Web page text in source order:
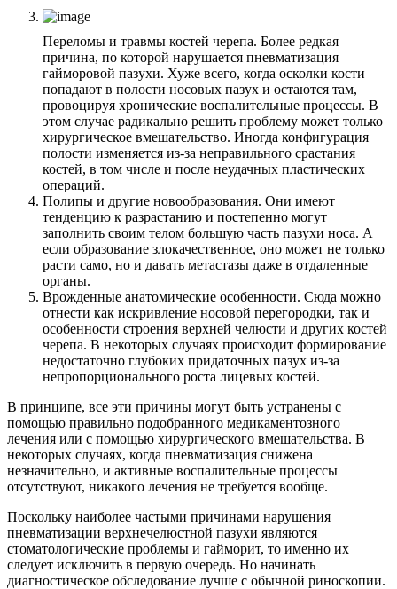
Переломы и травмы костей черепа. Более редкая
причина, по которой нарушается пневматизация
гайморовой пазухи. Хуже всего, когда осколки кости
попадают в полости носовых пазух и остаются там,
провоцируя хронические воспалительные процессы. В
этом случае радикально решить проблему может только
хирургическое вмешательство. Иногда конфигурация
полости изменяется из-за неправильного срастания
костей, в том числе и после неудачных пластических
операций.
Полипы и другие новообразования. Они имеют
тенденцию к разрастанию и постепенно могут
заполнить своим телом большую часть пазухи носа. А
если образование злокачественное, оно может не только
расти само, но и давать метастазы даже в отдаленные
органы.
Врожденные анатомические особенности. Сюда можно
отнести как искривление носовой перегородки, так и
особенности строения верхней челюсти и других костей
черепа. В некоторых случаях происходит формирование
недостаточно глубоких придаточных пазух из-за
непропорционального роста лицевых костей.
В принципе, все эти причины могут быть устранены с
помощью правильно подобранного медикаментозного
лечения или с помощью хирургического вмешательства. В
некоторых случаях, когда пневматизация снижена
незначительно, и активные воспалительные процессы
отсутствуют, никакого лечения не требуется вообще.
Поскольку наиболее частыми причинами нарушения
пневматизации верхнечелюстной пазухи являются
стоматологические проблемы и гайморит, то именно их
следует исключить в первую очередь. Но начинать
диагностическое обследование лучше с обычной риноскопии.